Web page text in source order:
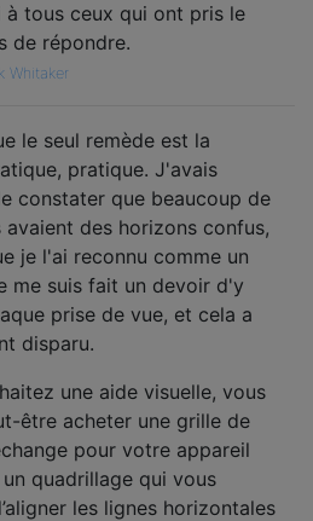
à tous ceux qui ont pris le
de répondre.
Whitaker
le seul remède est la
pratique. J'avais
constater que beaucoup de
avaient des horizons confus,
je l'ai reconnu comme un
me suis fait un devoir d'y
prise de vue, et cela a
disparu.
une aide visuelle, vous
être acheter une grille de
pour votre appareil
quadrillage qui vous
les lignes horizontales